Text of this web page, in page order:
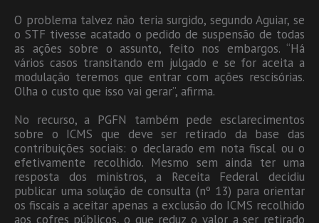
O problema talvez não teria surgido, segundo Aguiar, se
o STF tivesse acatado o pedido de suspensão de todas
as ações sobre o assunto, feito nos embargos. “Há
vários casos transitando em julgado e se for aceita a
modulação teremos que entrar com ações rescisórias.
Olha o custo que isso vai gerar”, afirma.
No recurso, a PGFN também pede esclarecimentos
sobre o ICMS que deve ser retirado da base das
contribuições sociais: o declarado em nota fiscal ou o
efetivamente recolhido. Mesmo sem ainda ter uma
resposta dos ministros, a Receita Federal decidiu
publicar uma solução de consulta (nº 13) para orientar
os fiscais a aceitar apenas a exclusão do ICMS recolhido
aos cofres públicos, o que reduz o valor a ser retirado